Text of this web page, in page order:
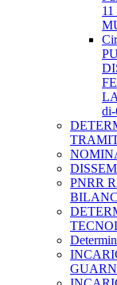
di-
PNRR